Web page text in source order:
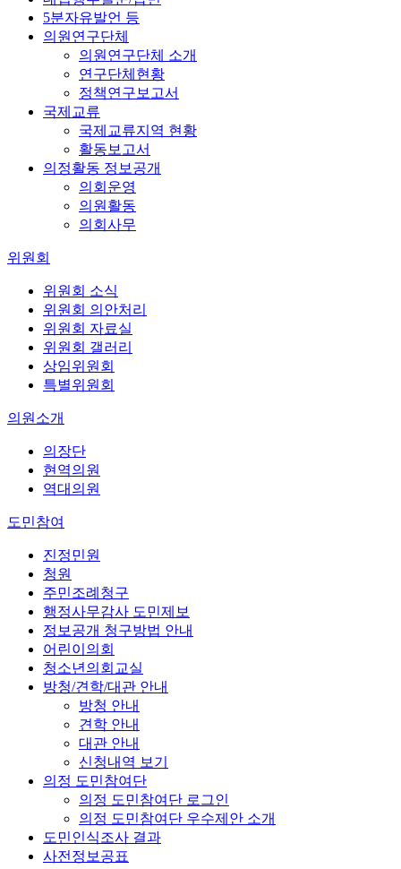
5분자유발언 등
의원연구단체
의원연구단체 소개
연구단체현황
정책연구보고서
국제교류
국제교류지역 현황
활동보고서
의정활동 정보공개
의회운영
의원활동
의회사무
위원회
위원회 소식
위원회 의안처리
위원회 자료실
위원회 갤러리
상임위원회
특별위원회
의원소개
의장단
현역의원
역대의원
도민참여
진정민원
청원
주민조례청구
행정사무감사 도민제보
정보공개 청구방법 안내
어린이의회
청소년의회교실
방청/견학/대관 안내
방청 안내
견학 안내
대관 안내
신청내역 보기
의정 도민참여단
의정 도민참여단 로그인
의정 도민참여단 우수제안 소개
도민인식조사 결과
사전정보공표